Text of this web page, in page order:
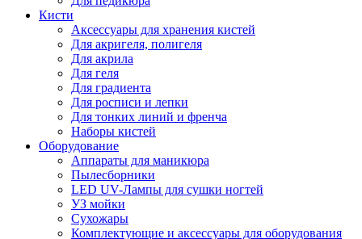
Кисти
Аксессуары для хранения кистей
Для акригеля, полигеля
Для акрила
Для геля
Для градиента
Для росписи и лепки
Для тонких линий и френча
Наборы кистей
Оборудование
Аппараты для маникюра
Пылесборники
LED UV-Лампы для сушки ногтей
УЗ мойки
Сухожары
Комплектующие и аксессуары для оборудования